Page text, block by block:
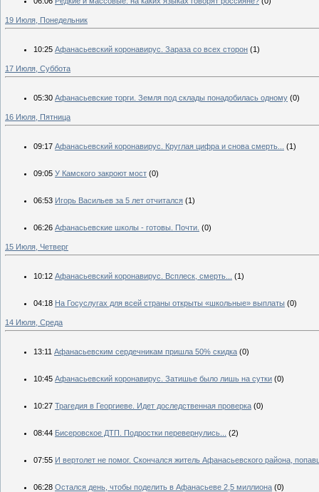
19 Июля, Понедельник
10:25 Афанасьевский коронавирус. Зараза со всех сторон (1)
17 Июля, Суббота
05:30 Афанасьевские торги. Земля под склады понадобилась одному (0)
16 Июля, Пятница
09:17 Афанасьевский коронавирус. Круглая цифра и снова смерть... (1)
09:05 У Камского закроют мост (0)
06:53 Игорь Васильев за 5 лет отчитался (1)
06:26 Афанасьевские школы - готовы. Почти. (0)
15 Июля, Четверг
10:12 Афанасьевский коронавирус. Всплеск, смерть... (1)
04:18 На Госуслугах для всей страны открыты «школьные» выплаты (0)
14 Июля, Среда
13:11 Афанасьевским сердечникам пришла 50% скидка (0)
10:45 Афанасьевский коронавирус. Затишье было лишь на сутки (0)
10:27 Трагедия в Георгиеве. Идет доследственная проверка (0)
08:44 Бисеровское ДТП. Подростки перевернулись... (2)
07:55 И вертолет не помог. Скончался житель Афанасьевского района,
06:28 Остался день, чтобы поделить в Афанасьеве 2,5 миллиона (0)